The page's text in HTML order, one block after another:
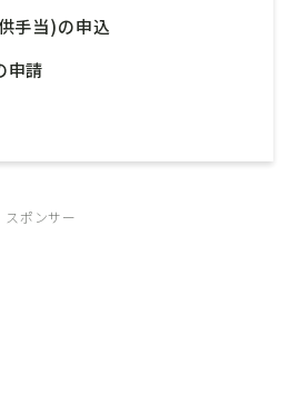
手当)の申込
申請
スポンサー